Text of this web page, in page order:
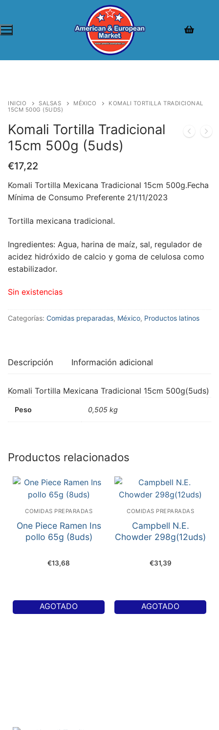
INICIO SALSAS MÉXICO
KOMALI TORTILLA TRADICIONAL
15CM 500G (5UDS)
Komali Tortilla Tradicional
15cm 500g (5uds)
€17,22
Komali Tortilla Mexicana Tradicional 15cm 500g.Fecha
Mínima de Consumo Preferente 21/11/2023
Tortilla mexicana tradicional.
Ingredientes: Agua, harina de maíz, sal, regulador de
acidez hidróxido de calcio y goma de celulosa como
estabilizador.
Sin existencias
Categorías: Comidas preparadas, México, Productos latinos
Descripción Información adicional
Komali Tortilla Mexicana Tradicional 15cm 500g(5uds)
Peso 0,505 kg
Productos relacionados
COMIDAS PREPARADAS
One Piece Ramen Ins
pollo 65g (8uds)
€13,68
AGOTADO
COMIDAS PREPARADAS
Campbell N.E.
Chowder 298g(12uds)
€31,39
AGOTADO